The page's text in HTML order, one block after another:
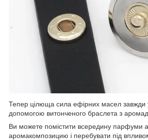
Тепер цілюща сила ефірних масел завжди
допомогою витонченого браслета з
Ви можете помістити всередину парфуми
аромакомпозицию і перебувати під